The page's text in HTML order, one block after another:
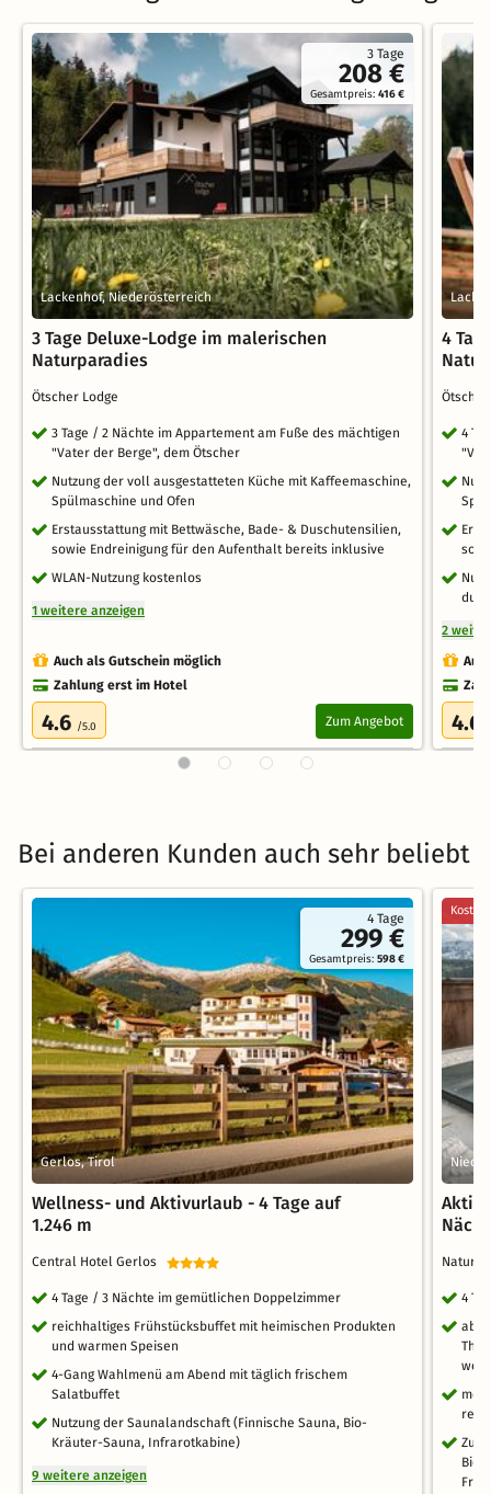
3 Tage
208 €
Gesamtpreis:416 €
Lackenhof, Niederösterreich
3 Tage Deluxe-Lodge im malerischen
Naturparadies
Ötscher Lodge
3 Tage / 2 Nächte im Appartement am Fuße des mächtigen
"Vater der Berge", dem Ötscher
Nutzung der voll ausgestatteten Küche mit Kaffeemaschine,
Spülmaschine und Ofen
Erstausstattung mit Bettwäsche, Bade- & Duschutensilien,
sowie Endreinigung für den Aufenthalt bereits inklusive
WLAN-Nutzung kostenlos
1 weitere anzeigen
Auch als Gutschein möglich
Zahlung erst im Hotel
4.6 /5.0 Zum Angebot
4
4
2
4.6
Bei anderen Kunden auch sehr beliebt
4 Tage
299 €
Gesamtpreis:598 €
Gerlos, Tirol
Wellness- und Aktivurlaub - 4 Tage auf
1.246 m
Central Hotel Gerlos
4 Tage / 3 Nächte im gemütlichen Doppelzimmer
reichhaltiges Frühstücksbuffet mit heimischen Produkten
und warmen Speisen
4-Gang Wahlmenü am Abend mit täglich frischem
Salatbuffet
Nutzung der Saunalandschaft (Finnische Sauna, Bio-
Kräuter-Sauna, Infrarotkabine)
9 weitere anzeigen
4